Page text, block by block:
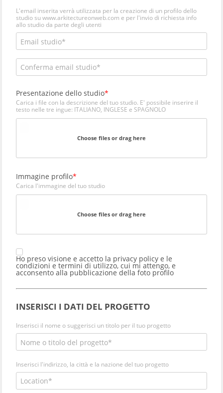
L'email inserita verrà utilizzata per la creazione di un profilo dello
studio su www.arkitectureonweb.com e per l'invio di richiesta info
allo studio da parte degli utenti
Presentazione dello studio
Carica i file con la descrizione del tuo studio. E' possibile inserire il
testo nelle tre ingue: ITALIANO, INGLESE e SPAGNOLO
Choose files or drag here
Immagine profilo
Carica l'immagine del tuo studio
Choose files or drag here
Ho preso visione e accetto la privacy policy e le
condizioni e termini di utilizzo, cui mi attengo, e
acconsento alla pubblicazione della foto profilo
INSERISCI I DATI DEL PROGETTO
Inserisci il nome o suggerisci un titolo per il tuo progetto
Inserisci l'indirizzo, la città e la nazione del tuo progetto